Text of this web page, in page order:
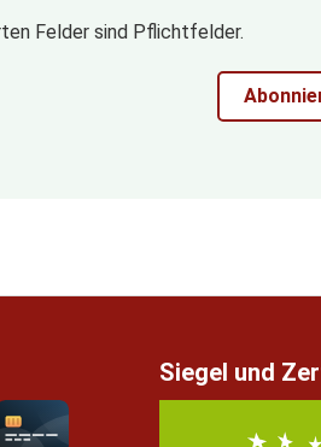
Felder sind Pflichtfelder.
Siegel und